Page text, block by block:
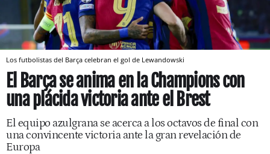
Los futbolistas del Barça celebran el gol de Lewandowski
El Barça se anima en la Champions con
una plácida victoria ante el Brest
El equipo azulgrana se acerca a los octavos de final con
una convincente victoria ante la gran revelación de
Europa